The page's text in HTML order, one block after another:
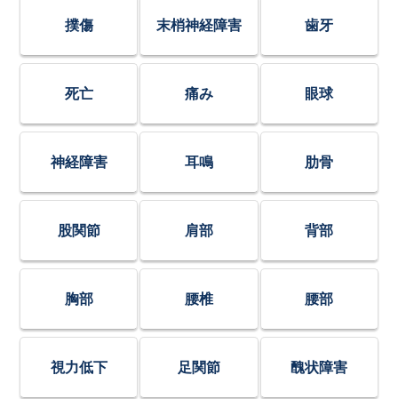
撲傷 末梢神経障害 歯牙
死亡 痛み 眼球
神経障害 耳鳴 肋骨
股関節 肩部 背部
胸部 腰椎 腰部
視力低下 足関節 醜状障害